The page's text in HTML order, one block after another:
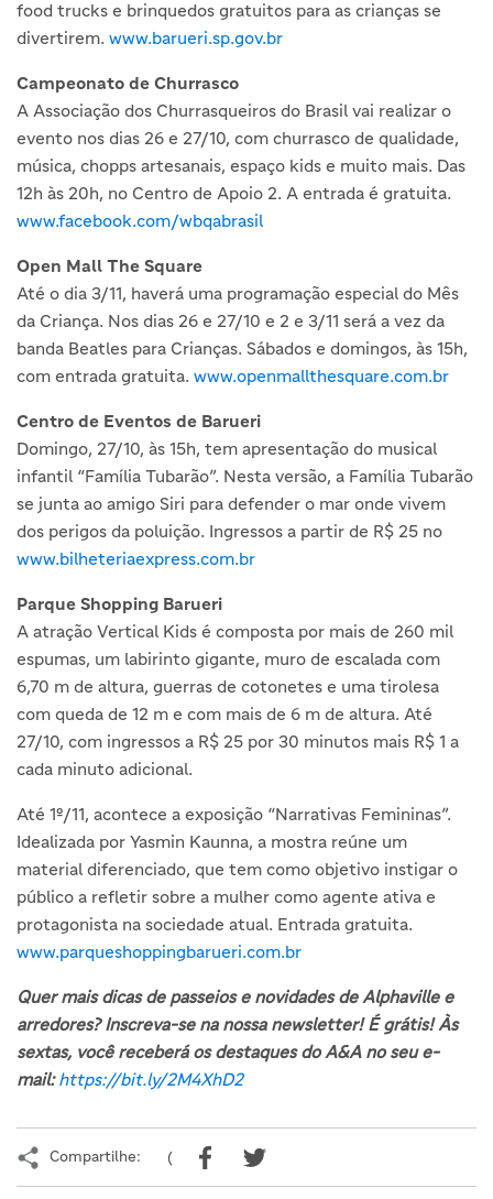
food trucks e brinquedos gratuitos para as crianças se
divertirem. www.barueri.sp.gov.br
Campeonato de Churrasco
A Associação dos Churrasqueiros do Brasil vai realizar o
evento nos dias 26 e 27/10, com churrasco de qualidade,
música, chopps artesanais, espaço kids e muito mais. Das
12h às 20h, no Centro de Apoio 2. A entrada é gratuita.
www.facebook.com/wbqabrasil
Open Mall The Square
Até o dia 3/11, haverá uma programação especial do Mês
da Criança. Nos dias 26 e 27/10 e 2 e 3/11 será a vez da
banda Beatles para Crianças. Sábados e domingos, às 15h,
com entrada gratuita. www.openmallthesquare.com.br
Centro de Eventos de Barueri
Domingo, 27/10, às 15h, tem apresentação do musical
infantil “Família Tubarão”. Nesta versão, a Família Tubarão
se junta ao amigo Siri para defender o mar onde vivem
dos perigos da poluição. Ingressos a partir de R$ 25 no
www.bilheteriaexpress.com.br
Parque Shopping Barueri
A atração Vertical Kids é composta por mais de 260 mil
espumas, um labirinto gigante, muro de escalada com
6,70 m de altura, guerras de cotonetes e uma tirolesa
com queda de 12 m e com mais de 6 m de altura. Até
27/10, com ingressos a R$ 25 por 30 minutos mais R$ 1 a
cada minuto adicional.
Até 1º/11, acontece a exposição “Narrativas Femininas”.
Idealizada por Yasmin Kaunna, a mostra reúne um
material diferenciado, que tem como objetivo instigar o
público a refletir sobre a mulher como agente ativa e
protagonista na sociedade atual. Entrada gratuita.
www.parqueshoppingbarueri.com.br
Quer mais dicas de passeios e novidades de Alphaville e
arredores? Inscreva-se na nossa newsletter! É grátis! Às
sextas, você receberá os destaques do A&A no seu e-
mail:https://bit.ly/2M4XhD2
Compartilhe: (